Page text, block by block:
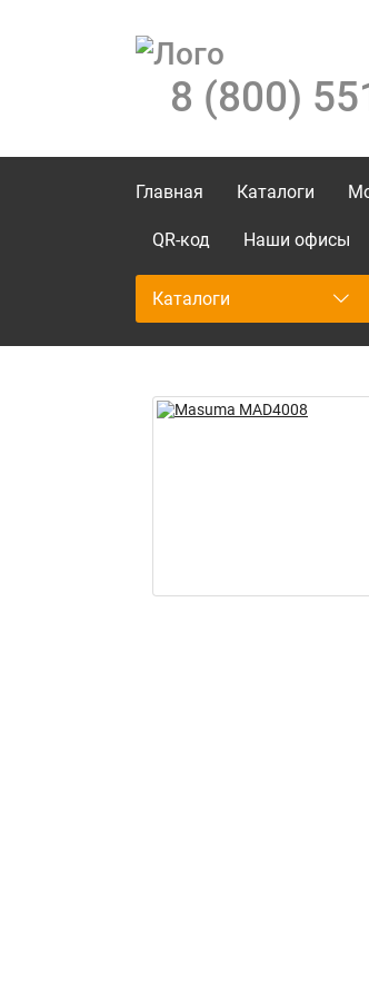
8 (800)
Главная Каталоги
QR-код Наши офисы
Каталоги